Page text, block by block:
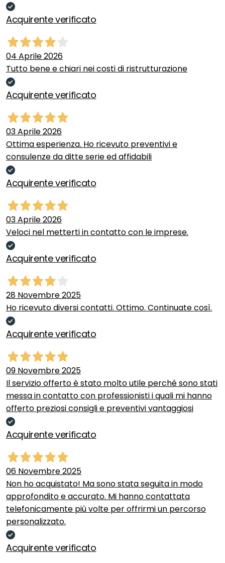
Acquirente verificato
04 Aprile 2026
Tutto bene e chiari nei costi di ristrutturazione
Acquirente verificato
03 Aprile 2026
Ottima esperienza. Ho ricevuto preventivi e
consulenze da ditte serie ed affidabili
Acquirente verificato
03 Aprile 2026
Veloci nel metterti in contatto con le imprese.
Acquirente verificato
28 Novembre 2025
Ho ricevuto diversi contatti. Ottimo. Continuate così.
Acquirente verificato
09 Novembre 2025
Il servizio offerto è stato molto utile perché sono stati
messa in contatto con professionisti i quali mi hanno
offerto preziosi consigli e preventivi vantaggiosi
Acquirente verificato
06 Novembre 2025
Non ho acquistato! Ma sono stata seguita in modo
approfondito e accurato. Mi hanno contattata
telefonicamente più volte per offrirmi un percorso
personalizzato.
Acquirente verificato